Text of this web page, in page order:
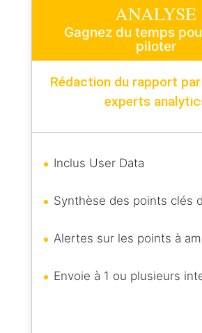
ANALYSE
Gagnez du temps
piloter
Rédaction du rapport
experts
Inclus User Data
Synthèse des points clés
Alertes sur les points à
Envoie à 1 ou plusieurs